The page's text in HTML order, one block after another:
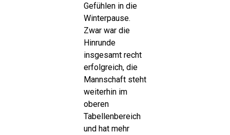
Gefühlen in die
Winterpause.
Zwar war die
Hinrunde
insgesamt recht
erfolgreich, die
Mannschaft steht
weiterhin im
oberen
Tabellenbereich
und hat mehr